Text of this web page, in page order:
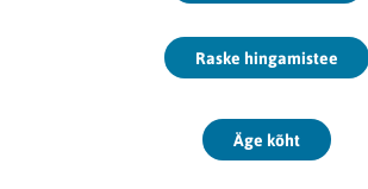
Raske hingamistee
Äge kõht